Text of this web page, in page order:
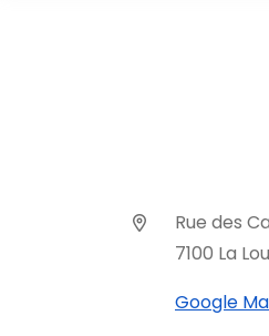
Rue des
7100 La
Google